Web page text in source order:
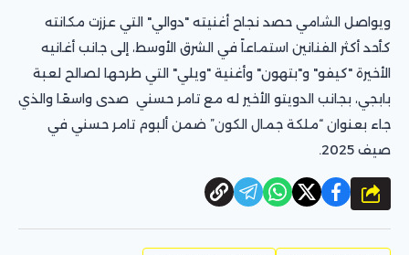
ويواصل الشامي حصد نجاح أغنيته "دوالي" التي عززت مكانته
كأحد أكثر الفنانين استماعاً في الشرق الأوسط، إلى جانب أغانيه
الأخيرة "كيفو" و"بتهون" وأغنية "ويلي" التي طرحها لصالح لعبة
بابجي، بجانب الدويتو الأخير له مع تامر حسني صدى واسعًا والذي
جاء بعنوان “ملكة جمال الكون” ضمن ألبوم تامر حسني في
صيف 2025.
شارك